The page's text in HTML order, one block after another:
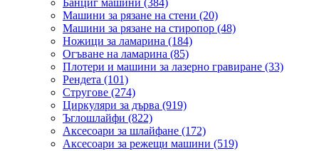
Банциг машини (384)
Машини за рязане на стени (20)
Машини за рязане на стиропор (48)
Ножици за ламарина (184)
Огъване на ламарина (85)
Плотери и машини за лазерно гравиране (33)
Рендета (101)
Стругове (274)
Циркуляри за дърва (919)
Ъглошлайфи (822)
Аксесоари за шлайфане (172)
Аксесоари за режещи машини (519)